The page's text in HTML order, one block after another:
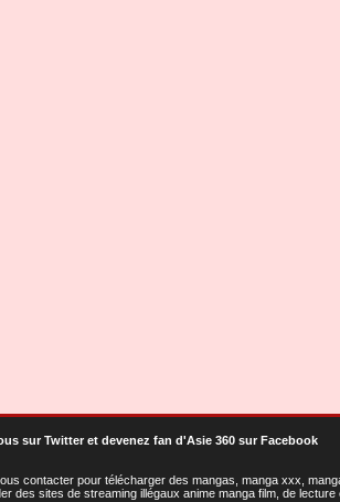
sur Twitteret devenez fan d'Asie 360 sur Facebook
contacter pour télécharger des mangas, manga xxx,
des sites de streaming illégaux anime manga film, de